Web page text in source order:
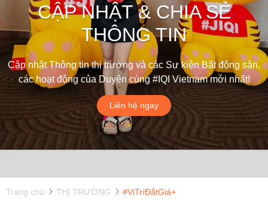
CẬP NHẬT & CHIA SẺ
THÔNG TIN
Cập nhật Thông tin thị trường và các Sự kiện Bất động sản,
các hoạt động của Duyên cùng #IQI Vietnam mới nhất!
Liên hệ ngay
Trang chủ THỊ TRƯỜNG #VịTríĐắtGiá+